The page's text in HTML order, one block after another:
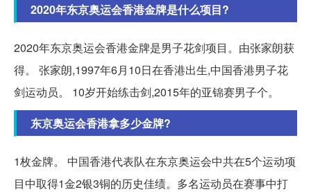
2020年东京奥运会香港金牌是什么项目?
2020年东京奥运会香港金牌是男子花剑项目。由张家朗获
得。 张家朗,1997年6月10日在香港出生,中国香港男子花
剑运动员。 10岁开始练击剑,2015年的亚锦赛男子个。
东京奥运会香港拿多少金牌?
1枚金牌。 中国香港代表队在东京奥运会中共在5个运动项
目中取得1金2银3铜的历史佳绩。多名运动员在赛事中打